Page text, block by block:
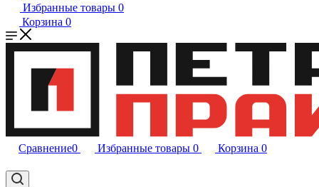
Избранные товары 0
Корзина 0
Сравнение0 Избранные товары 0 Корзина 0